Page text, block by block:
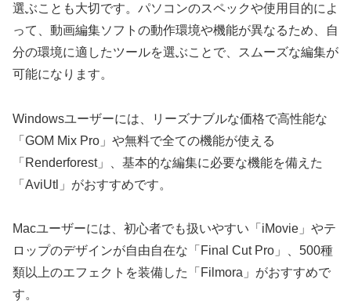
選ぶことも大切です。パソコンのスペックや使用目的によ
って、動画編集ソフトの動作環境や機能が異なるため、自
分の環境に適したツールを選ぶことで、スムーズな編集が
可能になります。
Windowsユーザーには、リーズナブルな価格で高性能な
「GOM Mix Pro」や無料で全ての機能が使える
「Renderforest」、基本的な編集に必要な機能を備えた
「AviUtl」がおすすめです。
Macユーザーには、初心者でも扱いやすい「iMovie」やテ
ロップのデザインが自由自在な「Final Cut Pro」、500種
類以上のエフェクトを装備した「Filmora」がおすすめで
す。